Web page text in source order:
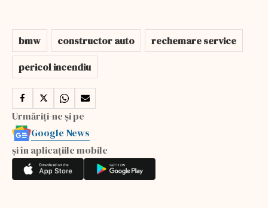
bmw constructor auto
rechemare service
pericol incendiu
Urmăriți-ne și pe
Google News
și în aplicațiile mobile